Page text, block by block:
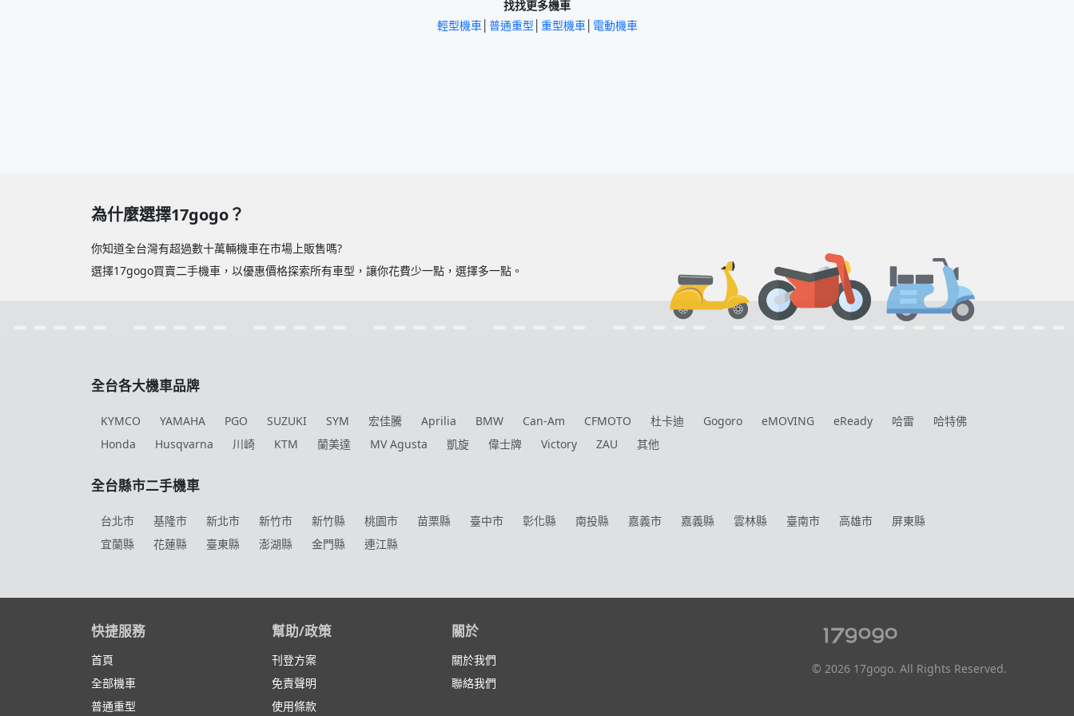
找找更多機車
輕型機車 普通重型 重型機車 電動機車
為什麼選擇17gogo？
你知道全台灣有超過數十萬輛機車在市場上販售嗎?
選擇17gogo買賣二手機車，以優惠價格探索所有車型，讓你花費少一點，選擇多一點。
全台各大機車品牌
KYMCO YAMAHA PGO SUZUKI SYM 宏佳騰 Aprilia BMW Can-Am CFMOTO 杜卡迪 Gogoro eMOVING eReady 哈雷
哈特佛
Honda
Husqvarna 川崎 KTM 蘭美達 MV Agusta 凱旋 偉士牌 Victory ZAU 其他
全台縣市二手機車
台北市 基隆市 新北市 新竹市 新竹縣 桃園市 苗栗縣 臺中市 彰化縣 南投縣 嘉義市 嘉義縣 雲林縣 臺南市 高雄市
屏東縣
宜蘭縣
花蓮縣 臺東縣 澎湖縣 金門縣 連江縣
快捷服務
首頁
全部機車
普通重型
幫助/政策
刊登方案
免責聲明
使用條款
關於
關於我們
聯絡我們
© 2026 17gogo. All Rights Reserved.